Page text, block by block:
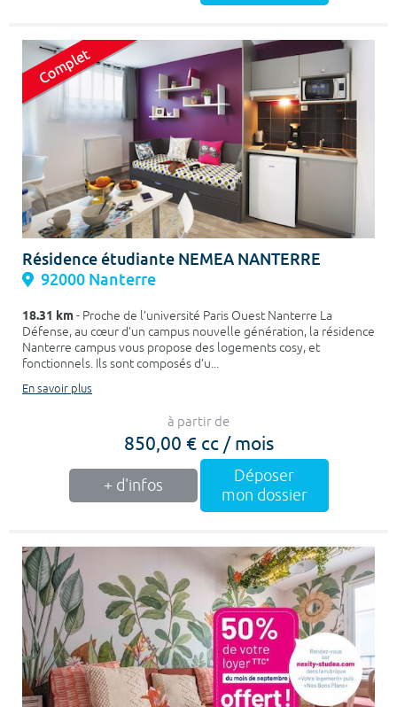
Résidence étudiante NEMEA NANTERRE
92000 Nanterre
18.31 km- Proche de l’université Paris Ouest Nanterre La
Défense, au cœur d’un campus nouvelle génération, la résidence
Nanterre campus vous propose des logements cosy, et
fonctionnels. Ils sont composés d’u...
En savoir plus
à partir de
850,00 € cc / mois
+ d'infos
Déposer
mon dossier